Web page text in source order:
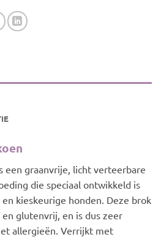
een graanvrije, licht verteerbare
die speciaal ontwikkeld is
kieskeurige honden. Deze brok
glutenvrij, en is dus zeer
allergieën. Verrijkt met